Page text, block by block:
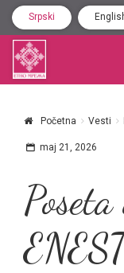
Srpski
Početna Vesti
maj 21, 2026